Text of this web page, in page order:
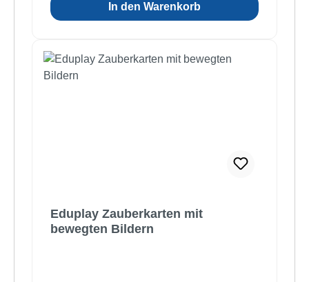
In den Warenkorb
Eduplay Zauberkarten mit
bewegten Bildern